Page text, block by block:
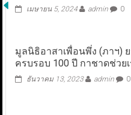
เมษายน 5, 2024 admin 0
มูลนิธิอาสาเพื่อนพึ่ง (ภาฯ)
ครบรอบ 100 ปี กาชาดช่วย
ธันวาคม 13, 2023 admin 0